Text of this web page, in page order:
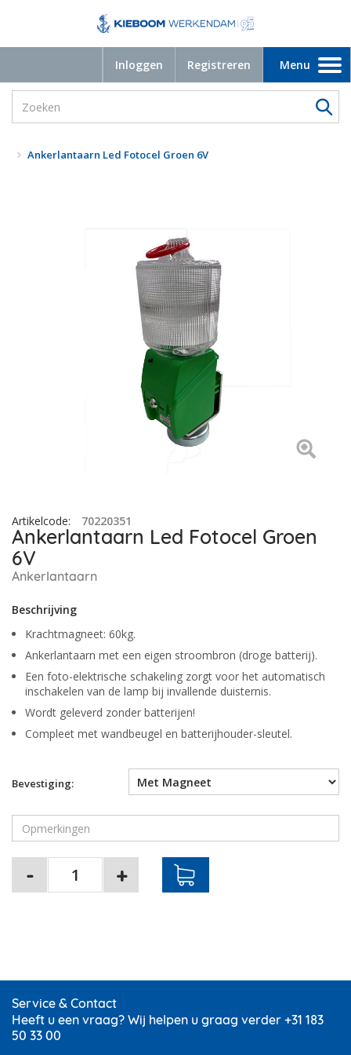
Inloggen Registreren
Toggle
navigation
Menu
Ankerlantaarn Led Fotocel Groen 6V
Artikelcode: 70220351
Ankerlantaarn Led Fotocel Groen
6V
Ankerlantaarn
Beschrijving
Krachtmagneet: 60kg.
Ankerlantaarn met een eigen stroombron (droge batterij).
Een foto-elektrische schakeling zorgt voor het automatisch
inschakelen van de lamp bij invallende duisternis.
Wordt geleverd zonder batterijen!
Compleet met wandbeugel en batterijhouder-sleutel.
Bevestiging:
Service & Contact
Heeft u een vraag? Wij helpen u graag verder +31 183
50 33 00